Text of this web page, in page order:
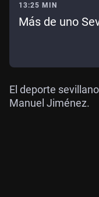
13:25 MIN
Más de uno
El deporte
Manuel Jiménez.